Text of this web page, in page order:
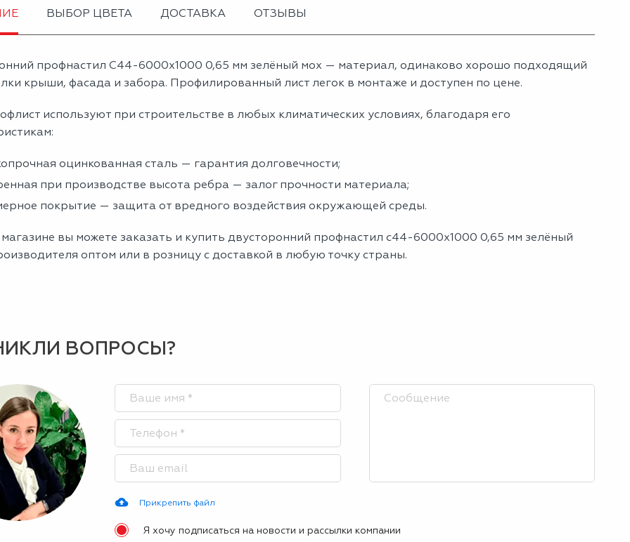
ВЫБОР ЦВЕТА ДОСТАВКА ОТЗЫВЫ
профнастил С44-6000х1000 0,65 мм зелёный мох — материал, одинаково хорошо подходящий
крыши, фасада и забора. Профилированный лист легок в монтаже и доступен по цене.
используют при строительстве в любых климатических условиях, благодаря его
оцинкованная сталь — гарантия долговечности;
при производстве высота ребра — залог прочности материала;
покрытие — защита от вредного воздействия окружающей среды.
вы можете заказать и купить двусторонний профнастил с44-6000х1000 0,65 мм зелёный
оптом или в розницу с доставкой в любую точку страны.
ВОПРОСЫ?
Прикрепить файл
Я хочу подписаться на новости и рассылки компании